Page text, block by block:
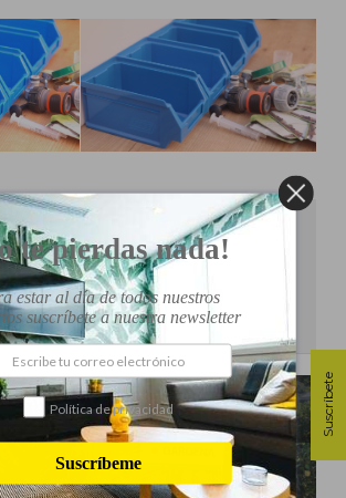
de:
EL CÉSPED EN PRIMAVERA Suscríbete
te pierdas nada!
estar al día de todos nuestros
suscríbete a nuestra newsletter
Política de privacidad
Suscríbeme